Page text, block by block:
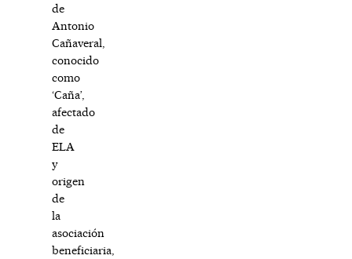
de
Antonio
Cañaveral,
conocido
como
‘Caña’,
afectado
de
ELA
y
origen
de
la
asociación
beneficiaria,